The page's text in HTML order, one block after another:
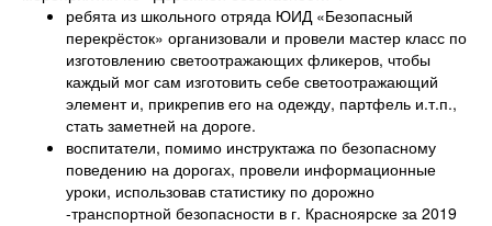
ребята из школьного отряда ЮИД «Безопасный
перекрёсток» организовали и провели мастер класс по
изготовлению светоотражающих фликеров, чтобы
каждый мог сам изготовить себе светоотражающий
элемент и, прикрепив его на одежду, партфель и.т.п.,
стать заметней на дороге.
воспитатели, помимо инструктажа по безопасному
поведению на дорогах, провели информационные
уроки, использовав статистику по дорожно
-транспортной безопасности в г. Красноярске за 2019